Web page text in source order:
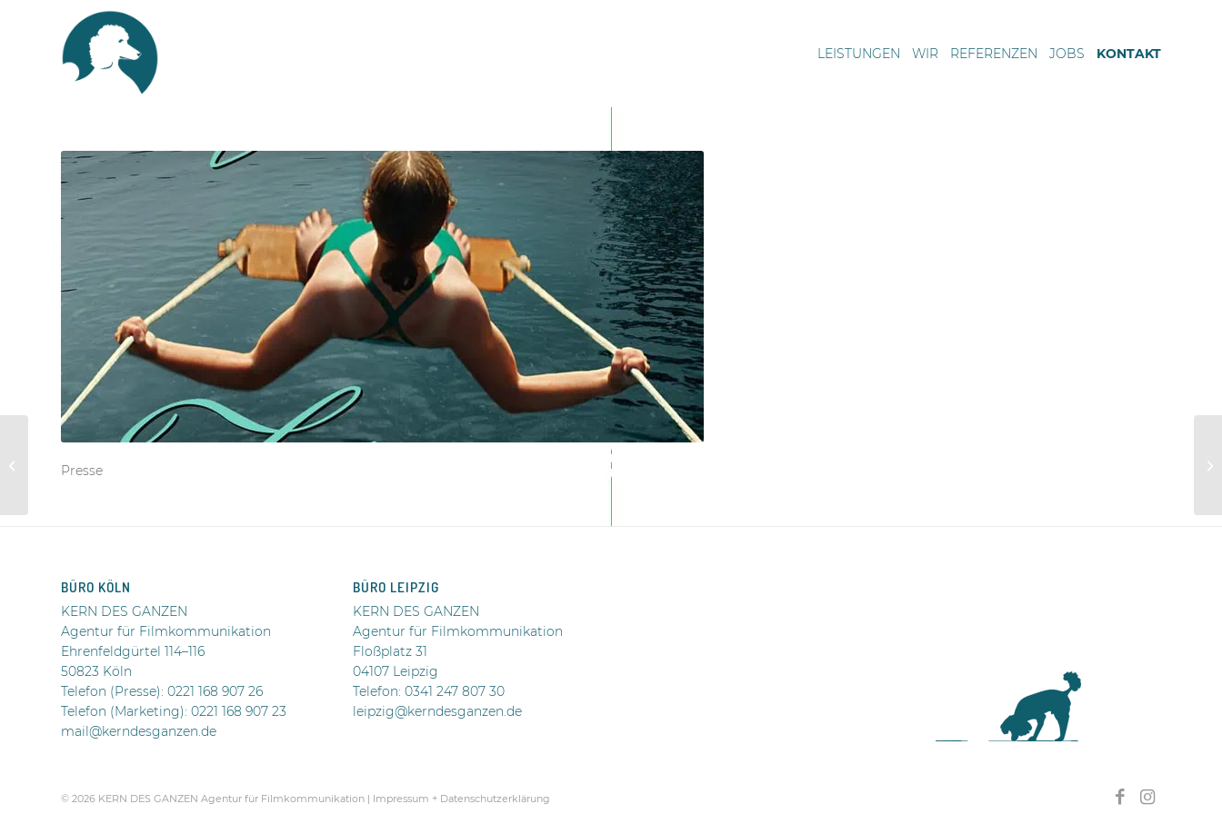
LEISTUNGEN WIR REFERENZEN JOBS KONTAKT
Presse
BÜRO KÖLN
KERN DES GANZEN
Agentur für Filmkommunikation
Ehrenfeldgürtel 114–116
50823 Köln
Telefon (Presse): 0221 168 907 26
Telefon (Marketing): 0221 168 907 23
mail@kerndesganzen.de
BÜRO LEIPZIG
KERN DES GANZEN
Agentur für Filmkommunikation
Floßplatz 31
04107 Leipzig
Telefon: 0341 247 807 30
leipzig@kerndesganzen.de
© 2026 KERN DES GANZEN Agentur für Filmkommunikation | Impressum + Datenschutzerklärung
ELECTRIC CHILD